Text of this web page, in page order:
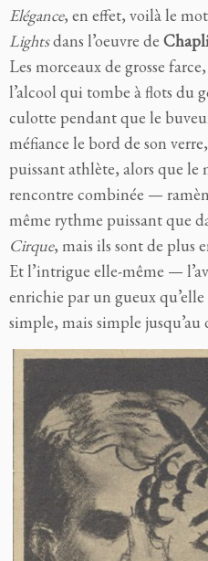
Elégance, en effet, voilà le
Lightsdans l’oeuvre de
Les morceaux de grosse
l’alcool qui tombe à flots du
culotte pendant que le
méfiance le bord de son
puissant athlète, alors que
rencontre combinée —
même rythme puissant que
Cirque, mais ils sont de plus
Et l’intrigue elle-même —
enrichie par un gueux
simple, mais simple jusqu’au